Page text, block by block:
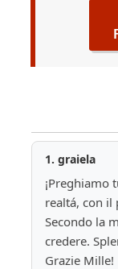
1. graiela
¡Preghiamo
realtá, con il
Secondo la
credere.
Grazie Mille!